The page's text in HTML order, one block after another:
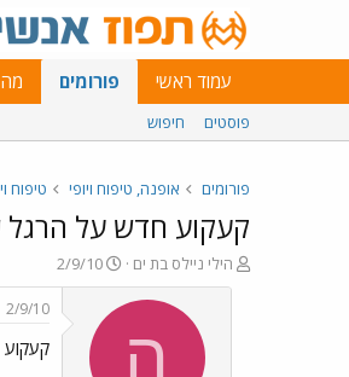
עמוד ראשי פורומים
פוסטים חיפוש
פורומים אופנה, טיפוח ויופי טיפוח
קעקוע חדש על הרגל
פ
ו
הילי ניילס בת ים
פ
ו
ס
2/9/10
ה
2/9/10